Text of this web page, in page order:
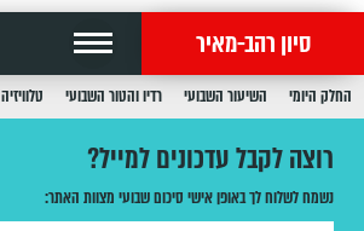
סיון רהב-מאיר
החלק היומי השיעור השבועי רדיו והטור השבועי טלוויזיה
רוצה לקבל עדכונים למייל?
נשמח לשלוח לך באופן אישי סיכום שבועי מצוות האתר: